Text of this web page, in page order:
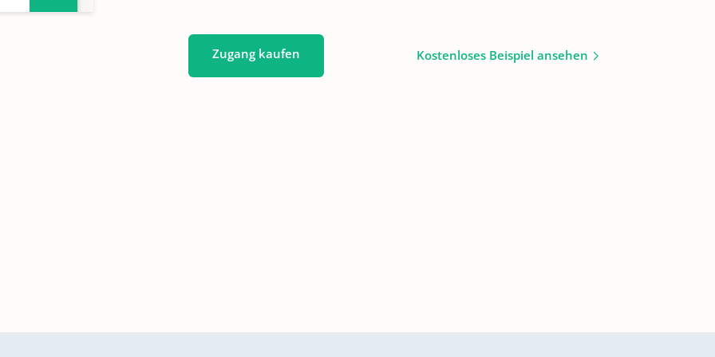
Zugang kaufen Kostenloses Beispiel ansehen